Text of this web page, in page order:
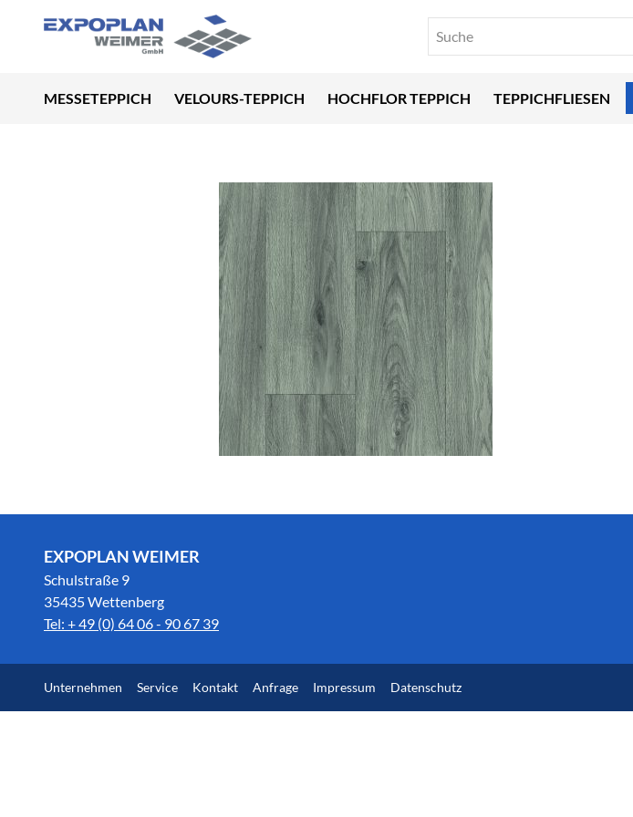
MESSETEPPICH VELOURS-TEPPICH HOCHFLOR TEPPICH TEPPICHFLIESEN
EXPOPLAN WEIMER
Schulstraße 9
35435 Wettenberg
Tel: + 49 (0) 64 06 - 90 67 39
Unternehmen Service Kontakt Anfrage Impressum Datenschutz